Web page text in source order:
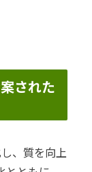
された
、質を向上